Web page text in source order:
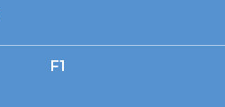
F1